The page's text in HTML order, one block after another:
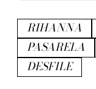
RIHANNA
PASARELA
DESFILE